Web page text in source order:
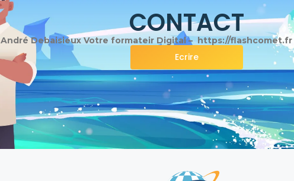
CONTACT
André Debaisieux Votre formateir Digital – https://
Ecrire